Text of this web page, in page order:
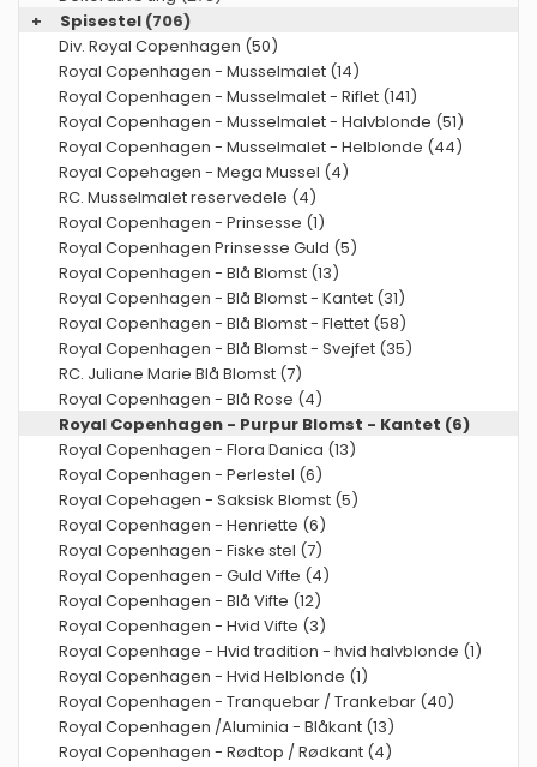
+
Spisestel (706)
Div. Royal Copenhagen (50)
Royal Copenhagen - Musselmalet (14)
Royal Copenhagen - Musselmalet - Riflet (141)
Royal Copenhagen - Musselmalet - Halvblonde (51)
Royal Copenhagen - Musselmalet - Helblonde (44)
Royal Copehagen - Mega Mussel (4)
RC. Musselmalet reservedele (4)
Royal Copenhagen - Prinsesse (1)
Royal Copenhagen Prinsesse Guld (5)
Royal Copenhagen - Blå Blomst (13)
Royal Copenhagen - Blå Blomst - Kantet (31)
Royal Copenhagen - Blå Blomst - Flettet (58)
Royal Copenhagen - Blå Blomst - Svejfet (35)
RC. Juliane Marie Blå Blomst (7)
Royal Copenhagen - Blå Rose (4)
Royal Copenhagen - Purpur Blomst - Kantet (6)
Royal Copenhagen - Flora Danica (13)
Royal Copenhagen - Perlestel (6)
Royal Copehagen - Saksisk Blomst (5)
Royal Copenhagen - Henriette (6)
Royal Copenhagen - Fiske stel (7)
Royal Copenhagen - Guld Vifte (4)
Royal Copenhagen - Blå Vifte (12)
Royal Copenhagen - Hvid Vifte (3)
Royal Copenhage - Hvid tradition - hvid halvblonde (1)
Royal Copenhagen - Hvid Helblonde (1)
Royal Copenhagen - Tranquebar / Trankebar (40)
Royal Copenhagen /Aluminia - Blåkant (13)
Royal Copenhagen - Rødtop / Rødkant (4)